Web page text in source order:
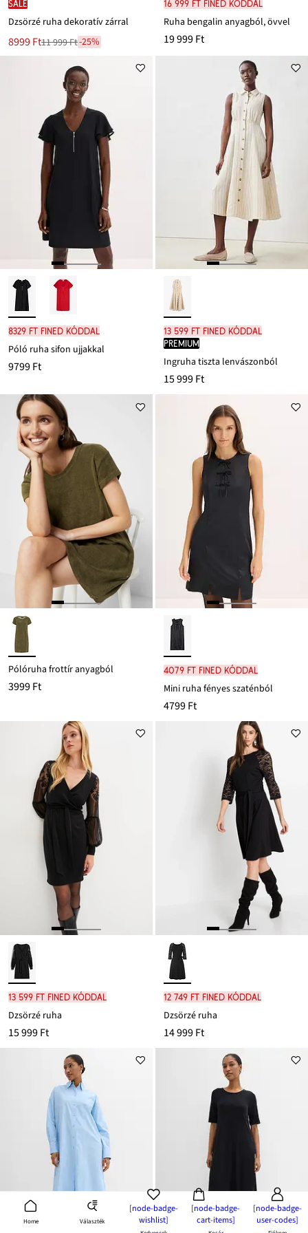
Home Választék
[node-badge-
wishlist]
[node-badge-
cart-items]
[node-badge-
user-codes]
SALE
Dzsörzé ruha dekoratív zárral
Új
ár
8999 Ft
Leárazva11 999 Ft-25%
16 999 Ft FINED kóddal
Ruha bengalin anyagból, övvel
19 999 Ft
8329 Ft FINED kóddal
Póló ruha sifon ujjakkal
9799 Ft
13 599 Ft FINED kóddal
PREMIUM
Ingruha tiszta lenvászonból
15 999 Ft
Pólóruha frottír anyagból
3999 Ft
4079 Ft FINED kóddal
Mini ruha fényes szaténból
4799 Ft
13 599 Ft FINED kóddal
Dzsörzé ruha
15 999 Ft
12 749 Ft FINED kóddal
Dzsörzé ruha
14 999 Ft